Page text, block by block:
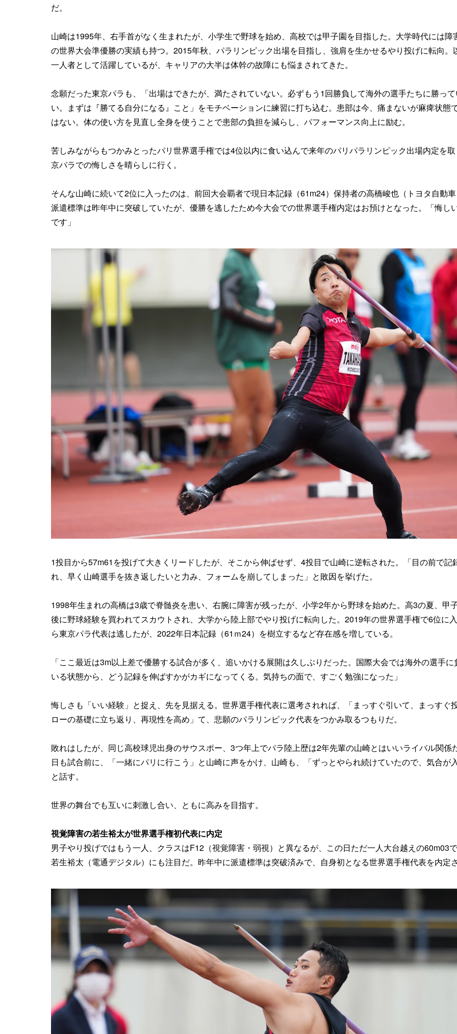
だ。
山崎は1995年、右手首がなく生まれたが、小学生で野球を始め、高校では甲子園を目指した。大学時代には障
の世界大会準優勝の実績も持つ。2015年秋、パラリンピック出場を目指し、強肩を生かせるやり投げに転向。
一人者として活躍しているが、キャリアの大半は体幹の故障にも悩まされてきた。
念願だった東京パラも、「出場はできたが、満たされていない。必ずもう1回勝負して海外の選手たちに勝っ
い。まずは『勝てる自分になる』こと」をモチベーションに練習に打ち込む。患部は今、痛まないが麻痺状態
はない。体の使い方を見直し全身を使うことで患部の負担を減らし、パフォーマンス向上に励む。
苦しみながらもつかみとったパリ世界選手権では4位以内に食い込んで来年のパリパラリンピック出場内定を
京パラでの悔しさを晴らしに行く。
そんな山崎に続いて2位に入ったのは、前回大会覇者で現日本記録（61m24）保持者の高橋峻也（トヨタ自動
派遣標準は昨年中に突破していたが、優勝を逃したため今大会での世界選手権内定はお預けとなった。「悔し
です」
1投目から57m61を投げて大きくリードしたが、そこから伸ばせず、4投目で山崎に逆転された。「目の前で記
れ、早く山崎選手を抜き返したいと力み、フォームを崩してしまった」と敗因を挙げた。
1998年生まれの高橋は3歳で脊髄炎を患い、右腕に障害が残ったが、小学2年から野球を始めた。高3の夏、甲
後に野球経験を買われてスカウトされ、大学から陸上部でやり投げに転向した。2019年の世界選手権で6位に
ら東京パラ代表は逃したが、2022年日本記録（61ｍ24）を樹立するなど存在感を増している。
「ここ最近は3m以上差で優勝する試合が多く、追いかける展開は久しぶりだった。国際大会では海外の選手に
いる状態から、どう記録を伸ばすかがカギになってくる。気持ちの面で、すごく勉強になった」
悔しさも「いい経験」と捉え、先を見据える。世界選手権代表に選考されれば、「まっすぐ引いて、まっすぐ
ローの基礎に立ち返り、再現性を高め」て、悲願のパラリンピック代表をつかみ取るつもりだ。
敗れはしたが、同じ高校球児出身のサウスポー、3つ年上でパラ陸上歴は2年先輩の山崎とはいいライバル関係
日も試合前に、「一緒にパリに行こう」と山崎に声をかけ、山崎も、「ずっとやられ続けていたので、気合が
と話す。
世界の舞台でも互いに刺激し合い、ともに高みを目指す。
視覚障害の若生裕太が世界選手権初代表に内定
男子やり投げではもう一人、クラスはF12（視覚障害・弱視）と異なるが、この日ただ一人大台越えの60m03
若生裕太（電通デジタル）にも注目だ。昨年中に派遣標準は突破済みで、自身初となる世界選手権代表を内定